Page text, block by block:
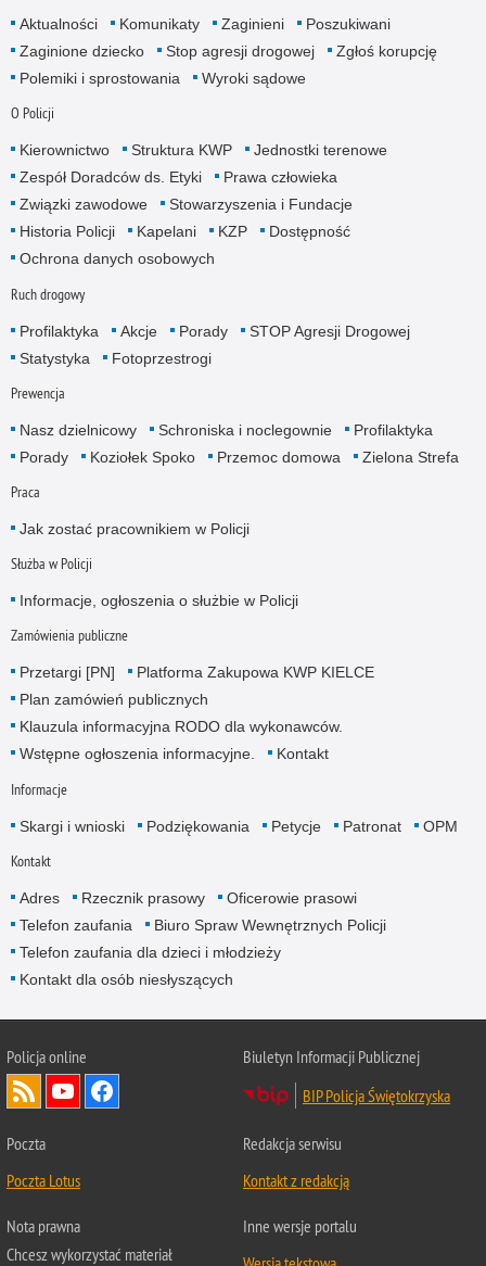
Aktualności Komunikaty Zaginieni
Poszukiwani
Zaginione dziecko
Stop agresji drogowej
Zgłoś korupcję
Polemiki i sprostowania
Wyroki sądowe
O Policji
Kierownictwo Struktura KWP
Jednostki terenowe
Zespół Doradców ds. Etyki
Prawa człowieka
Związki zawodowe
Stowarzyszenia i Fundacje
Historia Policji
Kapelani KZP
Dostępność
Ochrona danych osobowych
Ruch drogowy
Profilaktyka Akcje Porady
STOP Agresji Drogowej
Statystyka
Fotoprzestrogi
Prewencja
Nasz dzielnicowy Schroniska i noclegownie
Profilaktyka
Porady
Koziołek Spoko Przemoc domowa Zielona Strefa
Praca
Jak zostać pracownikiem w Policji
Służba w Policji
Informacje, ogłoszenia o służbie w Policji
Zamówienia publiczne
Przetargi [PN]
Platforma Zakupowa KWP KIELCE
Plan zamówień publicznych
Klauzula informacyjna RODO dla wykonawców.
Wstępne ogłoszenia informacyjne.
Kontakt
Informacje
Skargi i wnioski Podziękowania Petycje Patronat OPM
Kontakt
Adres Rzecznik prasowy
Oficerowie prasowi
Telefon zaufania
Biuro Spraw Wewnętrznych Policji
Telefon zaufania dla dzieci i młodzieży
Kontakt dla osób niesłyszących
Policja online
Biuletyn Informacji Publicznej
BIP Policja Świętokrzyska
Poczta
Poczta Lotus
Redakcja serwisu
Kontakt z redakcją
Nota prawna
Chcesz wykorzystać materiał
Inne wersje portalu